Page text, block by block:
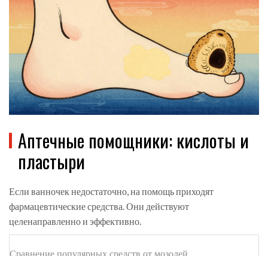
Аптечные помощники: кислоты и
пластыри
Если ванночек недостаточно, на помощь приходят
фармацевтические средства. Они действуют
целенаправленно и эффективно.